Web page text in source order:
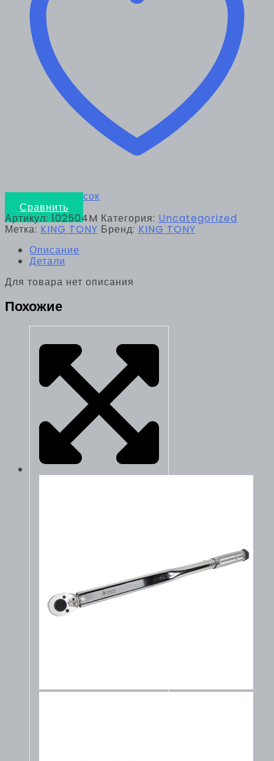
102504M
Добавить в список
Сравнить
Артикул: 102504M Категория: Uncategorized
Метка: KING TONY Бренд: KING TONY
Описание
Детали
Для товара нет описания
Похожие